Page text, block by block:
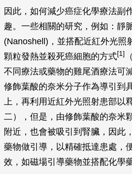
放射線對細胞的進行傷害；一些
胞的 DNA 複製，以消滅癌症細
他部位的損害。
因此，如何減少癌症化學療法副
趣。一些相關的研究，例如：靜
(Nanoshell)，並搭配近紅外光照
顆粒發熱並殺死癌細胞的方式 [1]
不同療法或藥物的雞尾酒療法可
修飾葉酸的奈米分子作為導引到
上，再利用近紅外光照射患部以
二），但是，由修飾葉酸的奈米